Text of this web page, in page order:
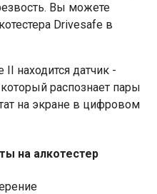
Вы можете
Drivesafe в
II находится датчик -
распознает пары
на экране в цифровом
на алкотестер